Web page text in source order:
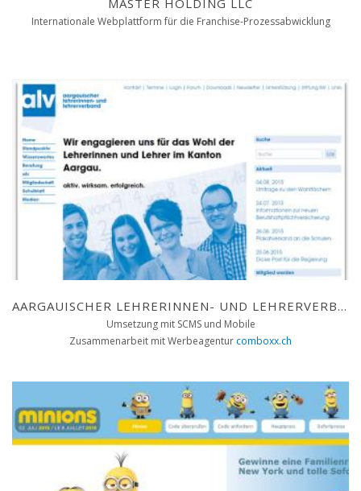
MASTER HOLDING LLC
Internationale Webplattform für die Franchise-Prozessabwicklung
AARGAUISCHER LEHRERINNEN- UND LEHRERVERBAND
Umsetzung mit SCMS und Mobile
Zusammenarbeit mit Werbeagentur comboxx.ch